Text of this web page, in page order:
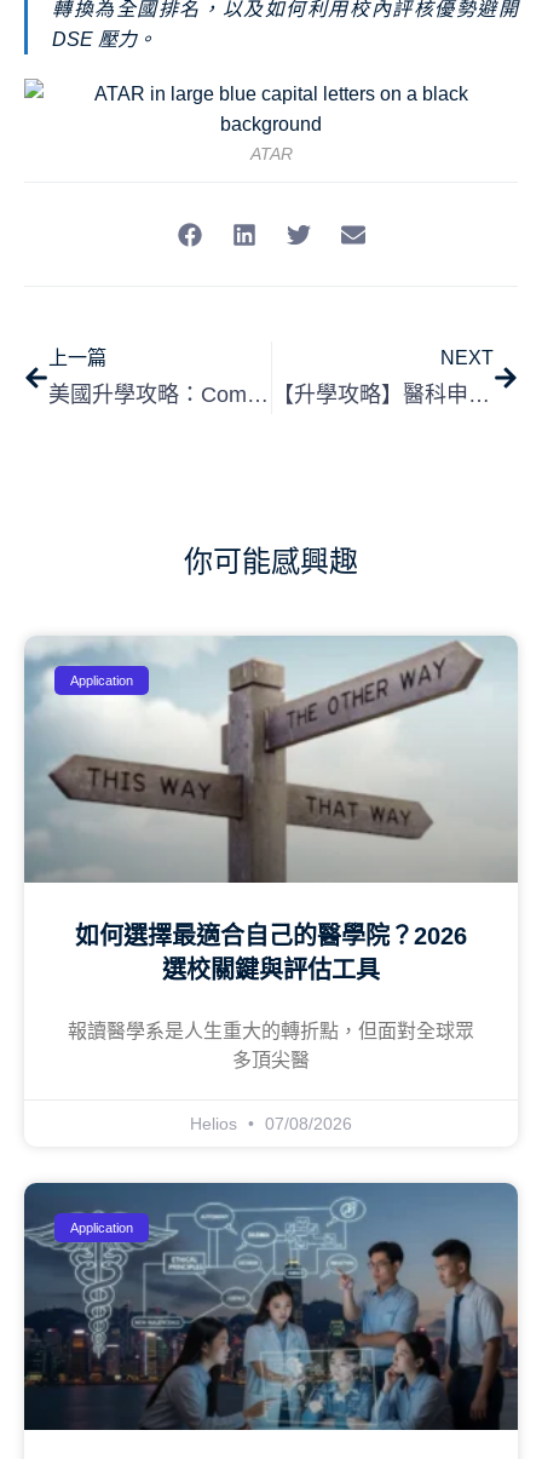
轉換為全國排名，以及如何利用校內評核優勢避開
DSE 壓力。
ATAR
上一篇
美國升學攻略：Common App 主文書與附加短文的策略佈局
NEXT
【升學攻略】醫科申請如何脫穎而出？2026 年提升競爭力的四大關鍵
你可能感興趣
Application
如何選擇最適合自己的醫學院？2026
選校關鍵與評估工具
報讀醫學系是人生重大的轉折點，但面對全球眾
多頂尖醫
Helios 07/08/2026
Application